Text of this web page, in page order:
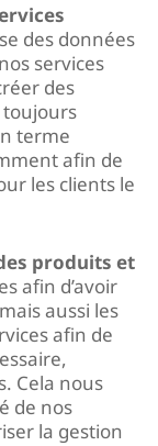
des données
services
des
toujours
terme
afin de
les clients le
produits et
afin d’avoir
aussi les
afin de
Cela nous
de nos
la gestion